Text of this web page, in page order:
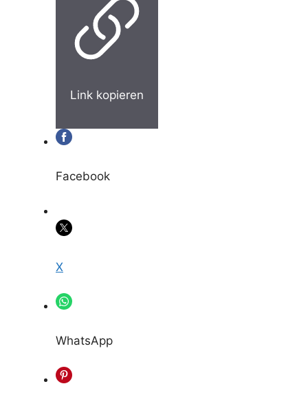
Link kopieren
Facebook
X
WhatsApp